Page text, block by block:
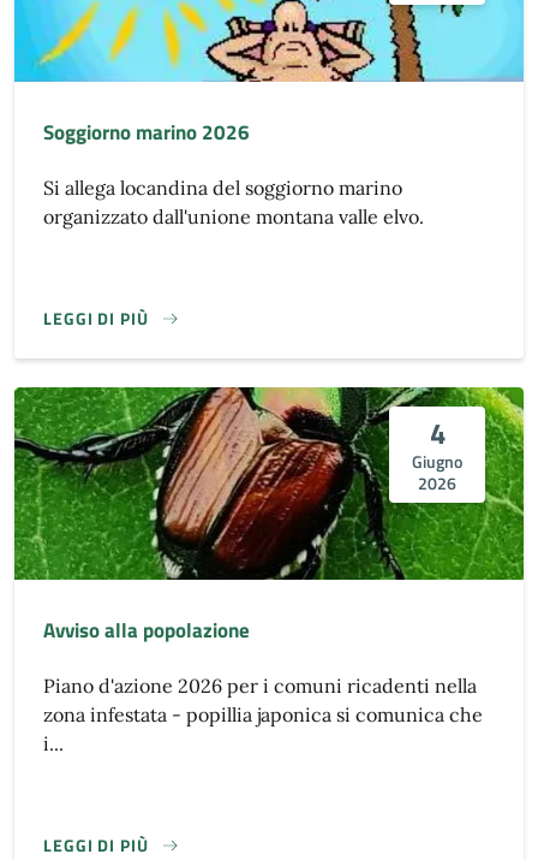
Soggiorno marino 2026
Si allega locandina del soggiorno marino
organizzato dall'unione montana valle elvo.
LEGGI DI PIÙ
4
Giugno
2026
Avviso alla popolazione
Piano d'azione 2026 per i comuni ricadenti nella
zona infestata - popillia japonica si comunica che
i...
LEGGI DI PIÙ